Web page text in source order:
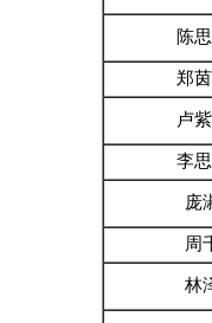
陈
郑
卢
李
庞
周
林